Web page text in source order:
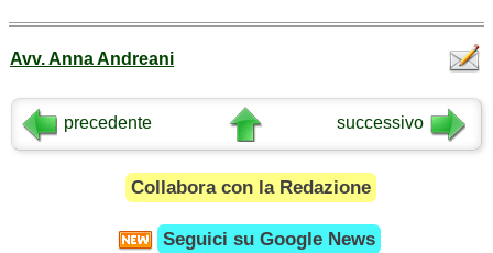
Avv. Anna Andreani
precedente successivo
Collabora con la Redazione
Seguici su Google News